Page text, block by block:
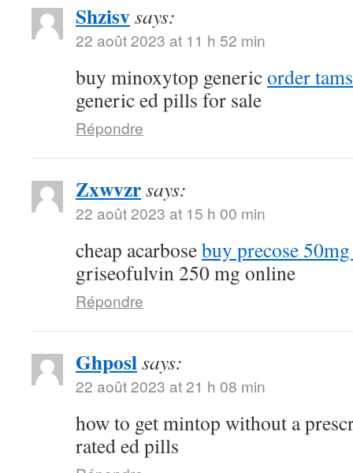
Shzisvsays:
22 août 2023 at 11 h 52 min
buy minoxytop genericorder
generic ed pills for sale
Répondre
Zxwvzrsays:
22 août 2023 at 15 h 00 min
cheap acarbosebuy precose
griseofulvin 250 mg online
Répondre
Ghposlsays:
22 août 2023 at 21 h 08 min
how to get mintop without a
rated ed pills